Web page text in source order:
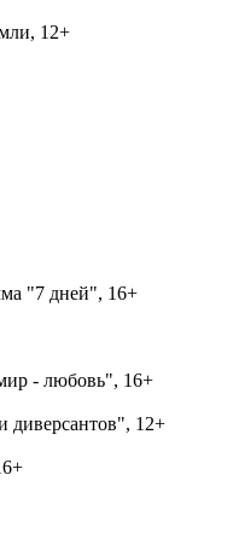
12+
"7 дней", 16+
- любовь", 16+
12+